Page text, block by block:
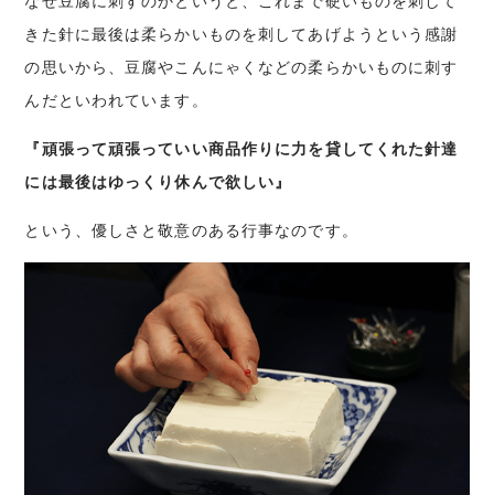
きた針に最後は柔らかいものを刺してあげようという感謝
の思いから、豆腐やこんにゃくなどの柔らかいものに刺す
んだといわれています。
『頑張って頑張っていい商品作りに力を貸してくれた針達
には最後はゆっくり休んで欲しい』
という、優しさと敬意のある行事なのです。